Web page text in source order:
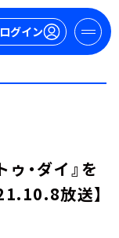
ログイン
・ダイ』を
放送】